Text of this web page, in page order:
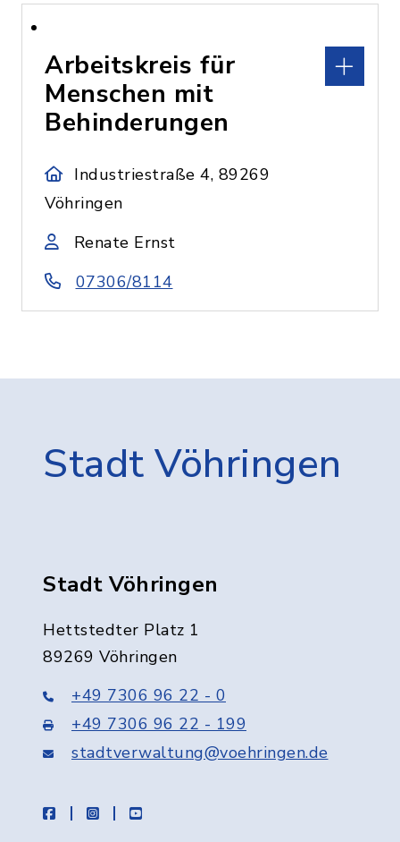
Arbeitskreis für
Menschen mit
Behinderungen
Industriestraße 4, 89269
Vöhringen
Renate Ernst
07306/8114
Stadt Vöhringen
Stadt Vöhringen
Hettstedter Platz 1
89269 Vöhringen
+49 7306 96 22 - 0
+49 7306 96 22 - 199
stadtverwaltung@voehringen.de
facebookinstagramyoutube